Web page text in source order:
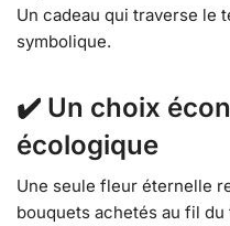
Un cadeau qui traverse le
symbolique.
✔️ Un choix
écologique
Une seule fleur éternelle
bouquets achetés au fil du